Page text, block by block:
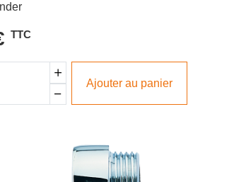
TTC
Ajouter au panier